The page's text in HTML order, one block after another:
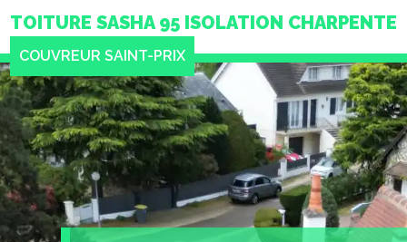
TOITURE SASHA 95 ISOLATION CHARPENTE
COUVREUR SAINT-PRIX